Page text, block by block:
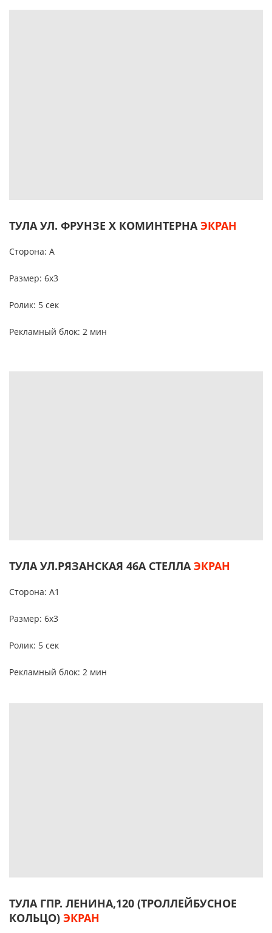
ТУЛА УЛ. ФРУНЗЕ Х КОМИНТЕРНАЭКРАН
Сторона: А
Размер: 6х3
Ролик: 5 сек
Рекламный блок: 2 мин
ТУЛА УЛ.РЯЗАНСКАЯ 46А СТЕЛЛА ЭКРАН
Сторона: А1
Размер: 6х3
Ролик: 5 сек
Рекламный блок: 2 мин
ТУЛА ГПР. ЛЕНИНА,120 (ТРОЛЛЕЙБУСНОЕ
КОЛЬЦО) ЭКРАН